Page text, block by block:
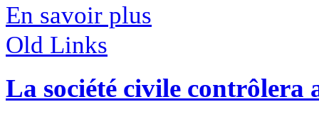
En savoir plus
Old Links
La société civile contrôlera